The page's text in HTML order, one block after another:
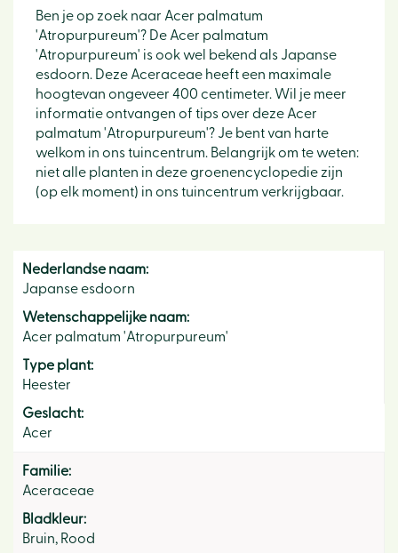
Ben je op zoek naar Acer palmatum
'Atropurpureum'? De Acer palmatum
'Atropurpureum' is ook wel bekend als Japanse
esdoorn. Deze Aceraceae heeft een maximale
hoogtevan ongeveer 400 centimeter. Wil je meer
informatie ontvangen of tips over deze Acer
palmatum 'Atropurpureum'? Je bent van harte
welkom in ons tuincentrum. Belangrijk om te weten:
niet alle planten in deze groenencyclopedie zijn
(op elk moment) in ons tuincentrum verkrijgbaar.
Nederlandse naam:
Japanse esdoorn
Wetenschappelijke naam:
Acer palmatum 'Atropurpureum'
Type plant:
Heester
Geslacht:
Acer
Familie:
Aceraceae
Bladkleur:
Bruin, Rood